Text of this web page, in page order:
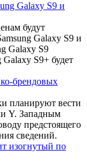
Galaxy S9 и
будут
Galaxy S9 и
Galaxy S9
S9+ будет
брендовых
планируют вести
Y. Западным
предстоящего
сведений.
изогнутый по